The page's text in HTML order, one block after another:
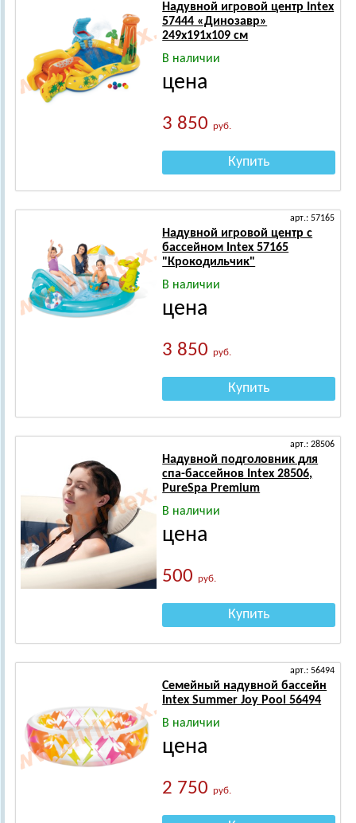
Надувной игровой центр Intex
57444 «Динозавр»
249х191х109 см
В наличии
цена
3 850руб.
Купить
арт.: 57165
Надувной игровой центр с
бассейном Intex 57165
"Крокодильчик"
В наличии
цена
3 850руб.
Купить
арт.: 28506
Надувной подголовник для
спа-бассейнов Intex 28506,
PureSpa Premium
В наличии
цена
500руб.
Купить
арт.: 56494
Семейный надувной бассейн
Intex Summer Joy Pool 56494
В наличии
цена
2 750руб.